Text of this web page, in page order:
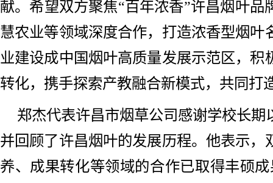
献。希望双方聚焦“百年浓香”许昌烟叶品
慧农业等领域深度合作，打造浓香型烟叶
业建设成中国烟叶高质量发展示范区，积
转化，携手探索产教融合新模式，共同打
郑杰代表许昌市烟草公司感谢学校长期
并回顾了许昌烟叶的发展历程。他表示，
养、成果转化等领域的合作已取得丰硕